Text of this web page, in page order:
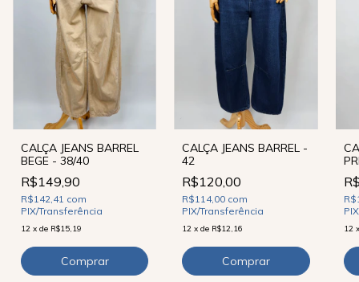
CALÇA JEANS BARREL
BEGE - 38/40
R$149,90
R$142,41 com
PIX/Transferência
12 x de R$15,19
CALÇA JEANS BARREL -
42
R$120,00
R$114,00 com
PIX/Transferência
12 xde R$12,16 12